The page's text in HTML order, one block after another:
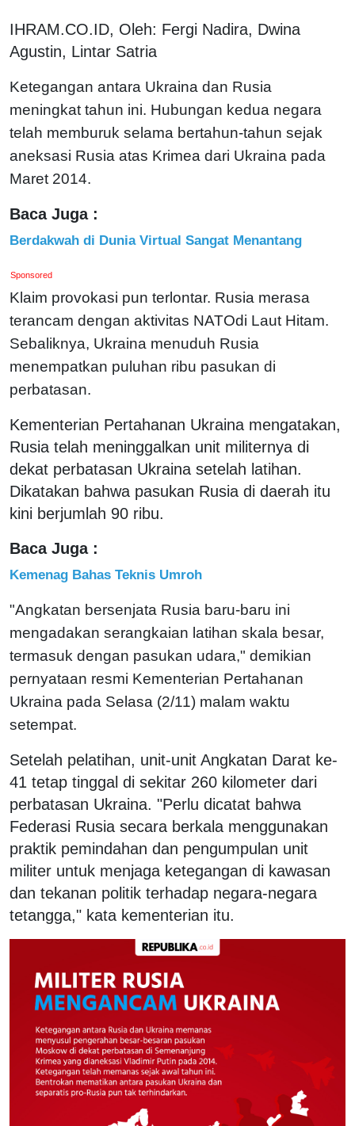
IHRAM.CO.ID, Oleh: Fergi Nadira, Dwina
Agustin, Lintar Satria
Ketegangan antara Ukraina dan Rusia
meningkat tahun ini. Hubungan kedua negara
telah memburuk selama bertahun-tahun sejak
aneksasi Rusia atas Krimea dari Ukraina pada
Maret 2014.
Baca Juga :
Berdakwah di Dunia Virtual Sangat Menantang
Sponsored
Klaim provokasi pun terlontar. Rusia merasa
terancam dengan aktivitas NATOdi Laut Hitam.
Sebaliknya, Ukraina menuduh Rusia
menempatkan puluhan ribu pasukan di
perbatasan.
Kementerian Pertahanan Ukraina mengatakan,
Rusia telah meninggalkan unit militernya di
dekat perbatasan Ukraina setelah latihan.
Dikatakan bahwa pasukan Rusia di daerah itu
kini berjumlah 90 ribu.
Baca Juga :
Kemenag Bahas Teknis Umroh
"Angkatan bersenjata Rusia baru-baru ini
mengadakan serangkaian latihan skala besar,
termasuk dengan pasukan udara," demikian
pernyataan resmi Kementerian Pertahanan
Ukraina pada Selasa (2/11) malam waktu
setempat.
Setelah pelatihan, unit-unit Angkatan Darat ke-
41 tetap tinggal di sekitar 260 kilometer dari
perbatasan Ukraina. "Perlu dicatat bahwa
Federasi Rusia secara berkala menggunakan
praktik pemindahan dan pengumpulan unit
militer untuk menjaga ketegangan di kawasan
dan tekanan politik terhadap negara-negara
tetangga," kata kementerian itu.